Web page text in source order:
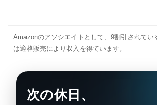
Amazonのアソシエイトとして、9割引されてい
は適格販売により収入を得ています。
次の休日、